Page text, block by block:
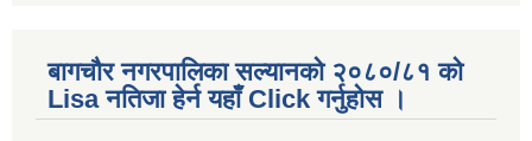
बागचौर नगरपालिका सल्यानको २०८०/८१ को
Lisa नतिजा हेर्न यहाँ Click गर्नुहोस ।